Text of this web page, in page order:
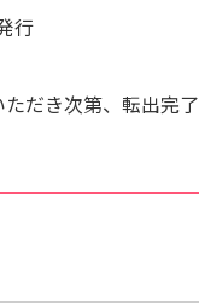
行
だき次第、転出完了